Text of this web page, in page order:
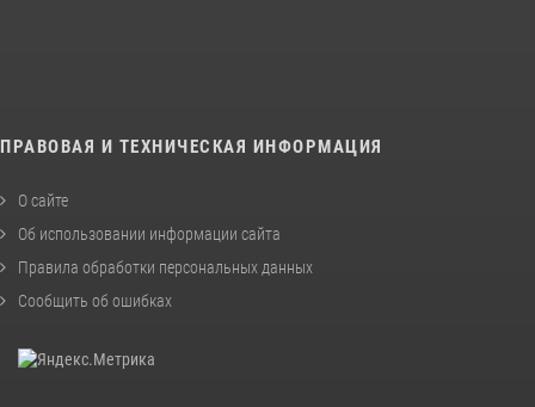
ПРАВОВАЯ И ТЕХНИЧЕСКАЯ ИНФОРМАЦИЯ
О сайте
Об использовании информации сайта
Правила обработки персональных данных
Сообщить об ошибках